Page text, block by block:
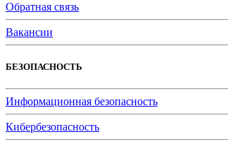
Обратная связь
Вакансии
БЕЗОПАСНОСТЬ
Информационная безопасность
Кибербезопасность